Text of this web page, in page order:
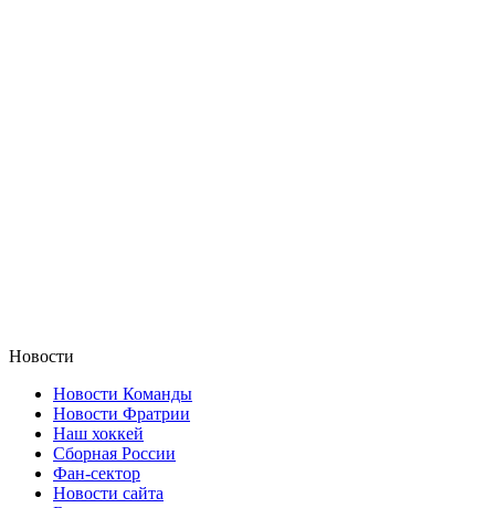
Новости
Новости Команды
Новости Фратрии
Наш хоккей
Сборная России
Фан-cектор
Новости сайта